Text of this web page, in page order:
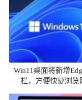
Win11桌面将新增
栏，方便快捷浏览